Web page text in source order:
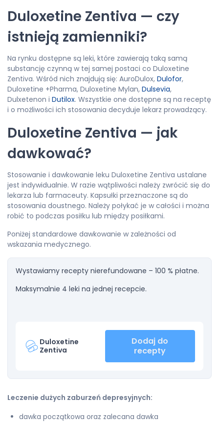
Duloxetine Zentiva — czy
istnieją zamienniki?
Na rynku dostępne są leki, które zawierają taką samą
substancję czynną w tej samej postaci co Duloxetine
Zentiva. Wśród nich znajdują się: AuroDulox, Dulofor,
Duloxetine +Pharma, Duloxetine Mylan, Dulsevia,
Dulxetenon i Dutilox. Wszystkie one dostępne są na receptę
i o możliwości ich stosowania decyduje lekarz prowadzący.
Duloxetine Zentiva — jak
dawkować?
Stosowanie i dawkowanie leku Duloxetine Zentiva ustalane
jest indywidualnie. W razie wątpliwości należy zwrócić się do
lekarza lub farmaceuty. Kapsułki przeznaczone są do
stosowania doustnego. Należy połykać je w całości i można
robić to podczas posiłku lub między posiłkami.
Poniżej standardowe dawkowanie w zależności od
wskazania medycznego.
Wystawiamy recepty nierefundowane – 100 % płatne.
Maksymalnie 4 leki na jednej recepcie.
Duloxetine
Zentiva
Dodaj do
recepty
Leczenie dużych zaburzeń depresyjnych:
dawka początkowa oraz zalecana dawka